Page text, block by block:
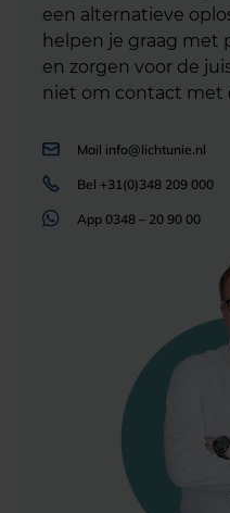
een alternatieve
helpen je graag met
en zorgen voor de
niet om contact met
Mail info@lichtunie.nl
Bel +31(0)348 209 000
App 0348 – 20 90 00